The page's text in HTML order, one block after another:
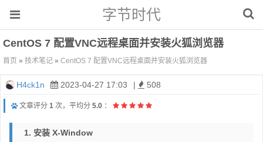
字节时代
CentOS 7 配置VNC远程桌面并安装火狐浏览器
首页 » 技术笔记 » CentOS 7 配置VNC远程桌面并安装火狐浏览器
H4ck1n 2023-04-27 17:03 | 508
文章评分 1 次，平均分 5.0 ：
1. 安装 X-Window